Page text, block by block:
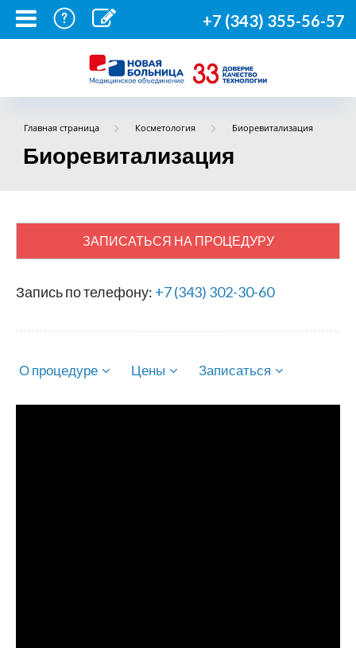
+7 (343) 355-56-57
Главная страница Косметология Биоревитализация
Биоревитализация
ЗАПИСАТЬСЯ НА ПРОЦЕДУРУ
Запись по телефону: +7 (343) 302-30-60
О процедуре Цены Записаться